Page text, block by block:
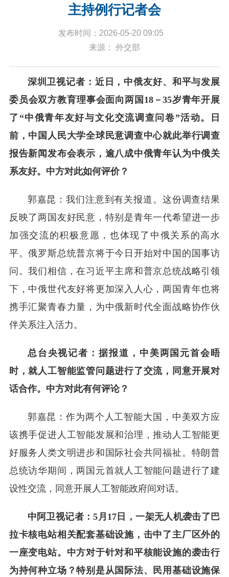
主持例行记者会
发布时间：2026-05-20 09:05
来源： 外交部
深圳卫视记者：近日，中俄友好、和平与发展
委员会双方教育理事会面向两国18－35岁青年开展
了“中俄青年友好与文化交流调查问卷”活动。日
前，中国人民大学全球民意调查中心就此举行调查
报告新闻发布会表示，逾八成中俄青年认为中俄关
系友好。中方对此如何评价？
郭嘉昆：我们注意到有关报道。这份调查结果
反映了两国友好民意，特别是青年一代希望进一步
加强交流的积极意愿，也体现了中俄关系的高水
平。俄罗斯总统普京将于今日开始对中国的国事访
问。我们相信，在习近平主席和普京总统战略引领
下，中俄世代友好将更加深入人心，两国青年也将
携手汇聚青春力量，为中俄新时代全面战略协作伙
伴关系注入活力。
总台央视记者：据报道，中美两国元首会晤
时，就人工智能监管问题进行了交流，同意开展对
话合作。中方对此有何评论？
郭嘉昆：作为两个人工智能大国，中美双方应
该携手促进人工智能发展和治理，推动人工智能更
好服务人类文明进步和国际社会共同福祉。特朗普
总统访华期间，两国元首就人工智能问题进行了建
设性交流，同意开展人工智能政府间对话。
中阿卫视记者：5月17日，一架无人机袭击了巴
拉卡核电站相关配套基础设施，击中了主厂区外的
一座变电站。中方对于针对和平核能设施的袭击行
为持何种立场？特别是从国际法、民用基础设施保